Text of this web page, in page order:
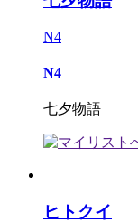
N4
N4
七夕物語
ヒトクイ